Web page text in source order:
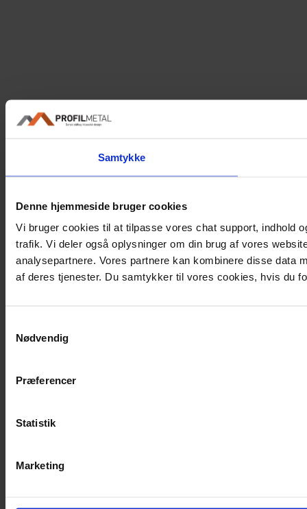
Samtykke
Denne hjemmeside bruger cookies
Vi bruger cookies til at tilpasse vores chat support, indhold
trafik. Vi deler også oplysninger om din brug af vores
analysepartnere. Vores partnere kan kombinere disse data
af deres tjenester. Du samtykker til vores cookies, hvis du
Nødvendig
Præferencer
Statistik
Marketing